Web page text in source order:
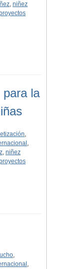
,niñez
para la
,
,
,niñez
,
,